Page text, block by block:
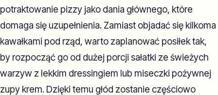
potraktowanie pizzy jako dania głównego, które
domaga się uzupełnienia. Zamiast objadać się kilkoma
kawałkami pod rząd, warto zaplanować posiłek tak,
by rozpocząć go od dużej porcji sałatki ze świeżych
warzyw z lekkim dressingiem lub miseczki pożywnej
zupy krem. Dzięki temu głód zostanie częściowo